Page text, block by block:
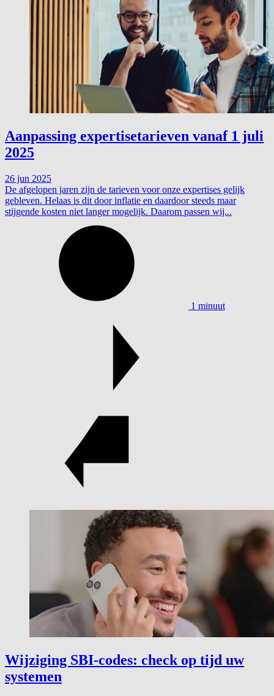
Aanpassing expertisetarieven vanaf 1 juli
2025
26 jun 2025
De afgelopen jaren zijn de tarieven voor onze expertises gelijk
gebleven. Helaas is dit door inflatie en daardoor steeds maar
stijgende kosten niet langer mogelijk. Daarom passen wij...
1 minuut
Wijziging SBI-codes: check op tijd uw
systemen